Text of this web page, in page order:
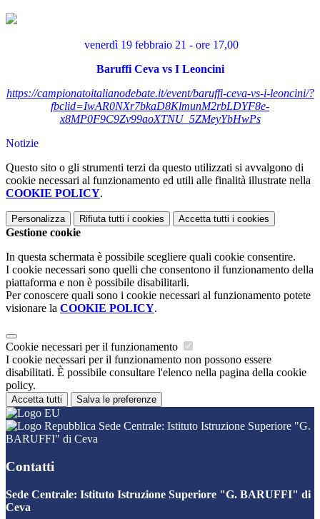
venerdì 19 febbraio 21 - ore 17,00
Baruffi Ceva vs I Leoncini
https://campionatoitalianodebate.it/event/baruffi-ceva-vs-i-leoncini/?
fbclid=IwAR0NXr7bkaD8KlmunM2rbLDYF8e-
x8MP0F9C9Zv99aoXTNU_5ZMeyYbHwPs
Notizie
Questo sito o gli strumenti terzi da questo utilizzati si avvalgono di
cookie necessari al funzionamento ed utili alle finalità illustrate nella
COOKIE POLICY.
Personalizza Rifiuta tutti i cookies Accetta tutti i cookies
Gestione cookie
In questa schermata è possibile scegliere quali cookie consentire.
I cookie necessari sono quelli che consentono il funzionamento della
piattaforma e non è possibile disabilitarli.
Per conoscere quali sono i cookie necessari al funzionamento potete
visionare la COOKIE POLICY.
Cookie necessari per il funzionamento
I cookie necessari per il funzionamento non possono essere
disabilitati. È possibile consultare l'elenco nella pagina della cookie
policy.
Accetta tutti Salva le preferenze
Sede Centrale: Istituto Istruzione Superiore "G.
BARUFFI" di Ceva
Contatti
Sede Centrale: Istituto Istruzione Superiore "G. BARUFFI" di
Ceva